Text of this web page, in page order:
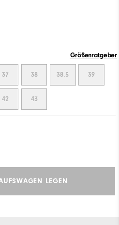
Größenratgeber
37 38 38.5 39
42 43
LEGEN